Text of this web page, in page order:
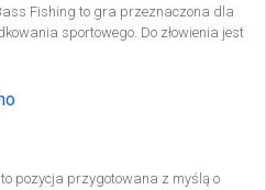
Fishing to gra przeznaczona dla
sportowego. Do złowienia jest
biorąc poprawkę na
to pozycja przygotowana z myślą o